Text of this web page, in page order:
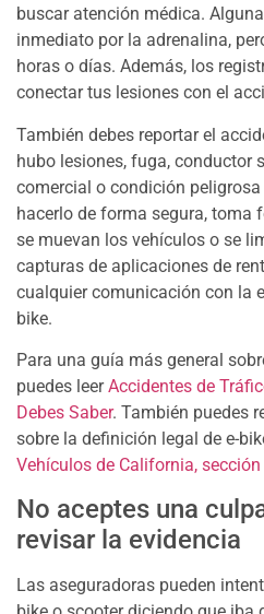
buscar atención médica.
inmediato por la adrenalina,
horas o días. Además, los
conectar tus lesiones con el
También debes reportar el
hubo lesiones, fuga, conductor
comercial o condición
hacerlo de forma segura, toma
se muevan los vehículos o se
capturas de aplicaciones de
cualquier comunicación con la
bike.
Para una guía más general
puedes leerAccidentes de
Debes Saber. También puedes
sobre la definición legal de e-
Vehículos de California,
No aceptes una
revisar la evidencia
Las aseguradoras pueden